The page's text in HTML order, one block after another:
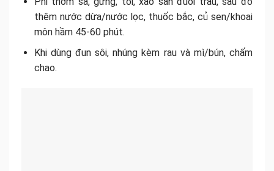
thêm nước dừa/nước lọc, thuốc bắc, củ sen/khoai
môn hầm 45-60 phút.
Khi dùng đun sôi, nhúng kèm rau và mì/bún, chấm
chao.